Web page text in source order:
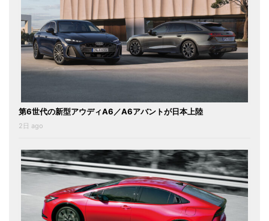
第6世代の新型アウディA6／A6アバントが日本上陸
2日 ago